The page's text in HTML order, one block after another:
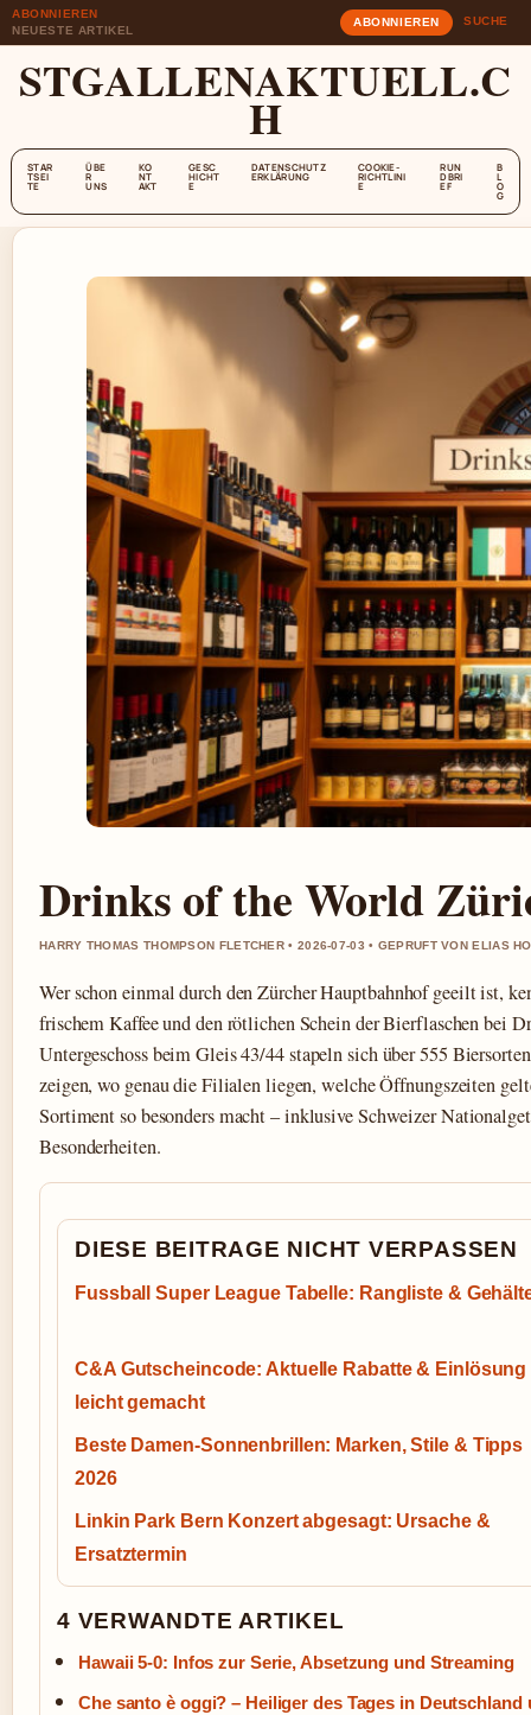
ABONNIEREN
NEUESTE ARTIKEL
ABONNIEREN SUCHE
STGALLENAKTUELL.C
H
STAR
TSEI
TE
ÜBE
R
UNS
KO
NT
AKT
GESC
HICHT
E
DATENSCHUTZ
ERKLÄRUNG
COOKIE-
RICHTLINI
E
RUN
DBRI
EF
B
L
O
G
Drinks of the World
HARRY THOMAS THOMPSON FLETCHER • 2026-07-03 • GEPRUFT VON ELIAS
Wer schon einmal durch den Zürcher Hauptbahnhof geeilt ist,
frischem Kaffee und den rötlichen Schein der Bierflaschen bei
Untergeschoss beim Gleis 43/44 stapeln sich über 555
zeigen, wo genau die Filialen liegen, welche Öffnungszeiten
Sortiment so besonders macht – inklusive Schweizer
Besonderheiten.
DIESE BEITRAGE NICHT VERPASSEN
Fussball Super League Tabelle: Rangliste &
C&A Gutscheincode: Aktuelle Rabatte & Einlösung
leicht gemacht
Beste Damen-Sonnenbrillen: Marken, Stile & Tipps
2026
Linkin Park Bern Konzert abgesagt: Ursache &
Ersatztermin
4 VERWANDTE ARTIKEL
Hawaii 5-0: Infos zur Serie, Absetzung und Streaming
Che santo è oggi? – Heiliger des Tages in Deutschland